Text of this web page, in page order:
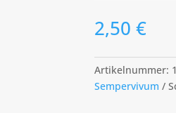
2,50€
Artikelnummer:
Sempervivum